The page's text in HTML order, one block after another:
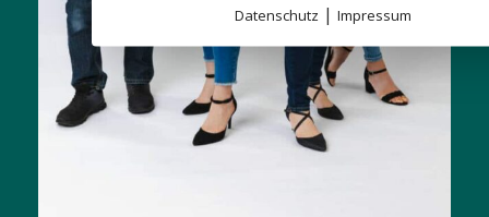
Datenschutz | Impressum